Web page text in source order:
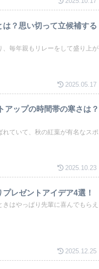
？思い切って立候補する
毎年親もリレーをして盛り上が
2025.05.17
アップの時間帯の寒さは？
ていて、秋の紅葉が有名なスポ
2025.10.23
レゼントアイデア4選！
はやっぱり先輩に喜んでもらえ
2025.12.25